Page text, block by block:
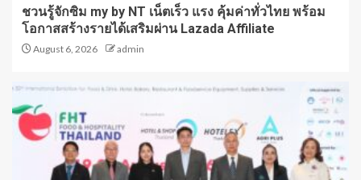
ชวนรู้จักซิม my by NT เน็ตเร็ว แรง คุ้มค่าทั่วไทย พร้อม
โอกาสสร้างรายได้เสริมผ่าน Lazada Affiliate
August 6, 2026 admin